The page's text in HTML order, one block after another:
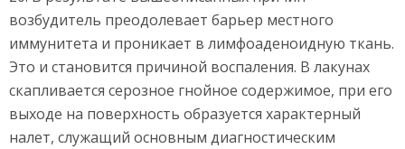
возбудитель преодолевает барьер местного
иммунитета и проникает в лимфоаденоидную ткань.
Это и становится причиной воспаления. В лакунах
скапливается серозное гнойное содержимое, при его
выходе на поверхность образуется характерный
налет, служащий основным диагностическим